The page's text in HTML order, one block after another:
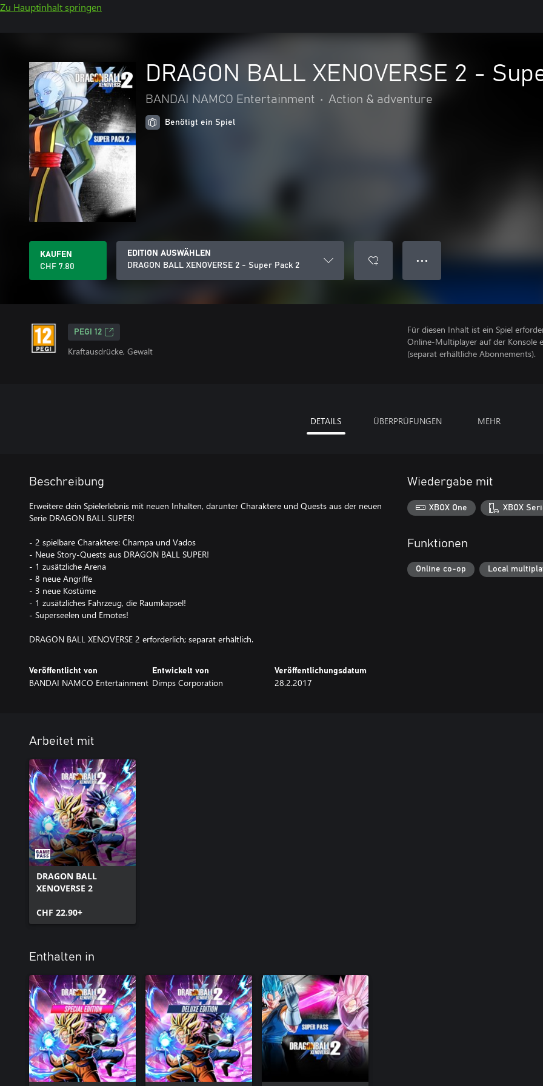
Zu Hauptinhalt springen
DRAGON BALL XENOVERSE 2 -
BANDAI NAMCO Entertainment • Action & adventure
Benötigt ein Spiel
KAUFEN
CHF 7.80
EDITION AUSWÄHLEN
DRAGON BALL XENOVERSE 2 - Super Pack 2
● ● ●
PEGI 12
Kraftausdrücke, Gewalt
Für diesen Inhalt ist ein Spiel
Online-Multiplayer auf der Konsole
(separat erhältliche Abonnements).
DETAILS ÜBERPRÜFUNGEN MEHR
Beschreibung
Erweitere dein Spielerlebnis mit neuen Inhalten, darunter Charaktere und Quests aus der neuen
Serie DRAGON BALL SUPER!
- 2 spielbare Charaktere: Champa und Vados
- Neue Story-Quests aus DRAGON BALL SUPER!
- 1 zusätzliche Arena
- 8 neue Angriffe
- 3 neue Kostüme
- 1 zusätzliches Fahrzeug, die Raumkapsel!
- Superseelen und Emotes!
DRAGON BALL XENOVERSE 2 erforderlich; separat erhältlich.
Veröffentlicht von
BANDAI NAMCO Entertainment
Entwickelt von
Dimps Corporation
Veröffentlichungsdatum
28.2.2017
Wiedergabe mit
XBOX One XBOX
Funktionen
Online co-op Local
Arbeitet mit
DRAGON BALL
XENOVERSE 2
CHF 22.90+
Enthalten in